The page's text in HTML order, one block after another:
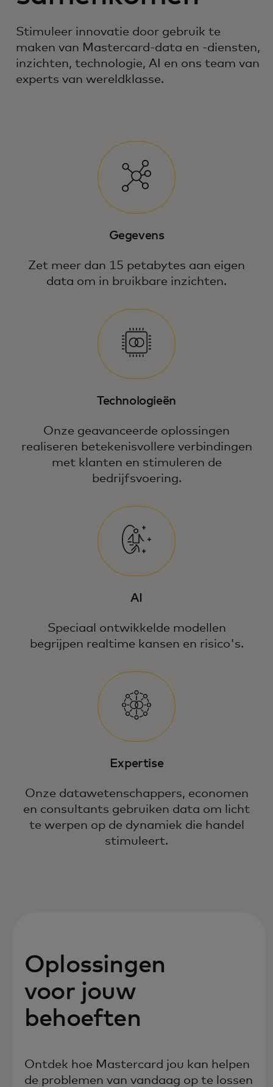
Ontdek hoe we slimmere, snellere
beslissingen mogelijk maken die de
beveiliging verbeteren en elk
contactmoment waardevol maken.
Stimuleer innovatie door gebruik te
maken van Mastercard-data en -diensten,
inzichten, technologie, AI en ons team van
experts van wereldklasse.
Gegevens
Zet meer dan 15 petabytes aan eigen
data om in bruikbare inzichten.
Technologieën
Onze geavanceerde oplossingen
realiseren betekenisvollere verbindingen
met klanten en stimuleren de
bedrijfsvoering.
AI
Speciaal ontwikkelde modellen
begrijpen realtime kansen en risico's.
Expertise
Onze datawetenschappers, economen
en consultants gebruiken data om licht
te werpen op de dynamiek die handel
stimuleert.
Oplossingen
voor jouw
behoeften
Ontdek hoe Mastercard jou kan helpen
de problemen van vandaag op te lossen